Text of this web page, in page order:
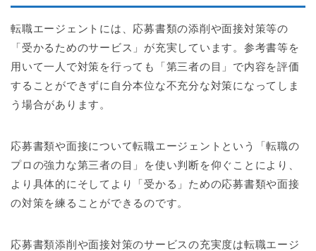
転職エージェントには、応募書類の添削や面接対策等の
「受かるためのサービス」が充実しています。参考書等を
用いて一人で対策を行っても「第三者の目」で内容を評価
することができずに自分本位な不充分な対策になってしま
う場合があります。
応募書類や面接について転職エージェントという「転職の
プロの強力な第三者の目」を使い判断を仰ぐことにより、
より具体的にそしてより「受かる」ための応募書類や面接
の対策を練ることができるのです。
応募書類添削や面接対策のサービスの充実度は転職エージ